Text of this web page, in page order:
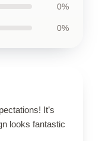
0%
0%
It’s
looks fantastic